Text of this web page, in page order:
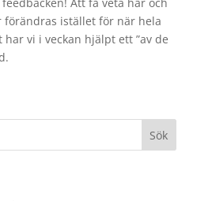
förändras istället för när hela
vi i veckan hjälpt ett ”av de